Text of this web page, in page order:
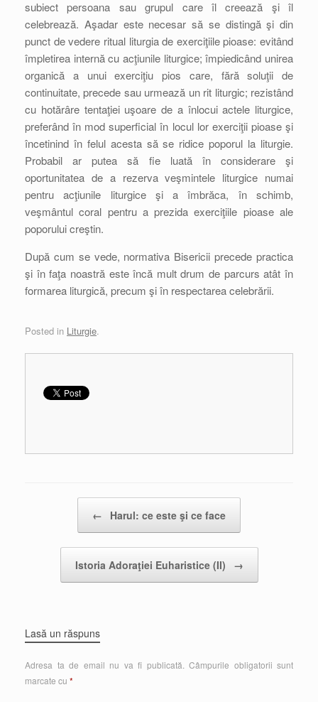
subiect persoana sau grupul care îl creează şi îl
celebrează. Aşadar este necesar să se distingă şi din
punct de vedere ritual liturgia de exerciţiile pioase: evitând
împletirea internă cu acţiunile liturgice; împiedicând unirea
organică a unui exerciţiu pios care, fără soluţii de
continuitate, precede sau urmează un rit liturgic; rezistând
cu hotărâre tentaţiei uşoare de a înlocui actele liturgice,
preferând în mod superficial în locul lor exerciţii pioase şi
încetinind în felul acesta să se ridice poporul la liturgie.
Probabil ar putea să fie luată în considerare şi
oportunitatea de a rezerva veşmintele liturgice numai
pentru acţiunile liturgice şi a îmbrăca, în schimb,
veşmântul coral pentru a prezida exerciţiile pioase ale
poporului creştin.
După cum se vede, normativa Bisericii precede practica
şi în faţa noastră este încă mult drum de parcurs atât în
formarea liturgică, precum şi în respectarea celebrării.
Posted in Liturgie.
← Harul: ce este şi ce face
Istoria Adoraţiei Euharistice (II) →
Lasă un răspuns
Adresa ta de email nu va fi publicată. Câmpurile obligatorii sunt
marcate cu *